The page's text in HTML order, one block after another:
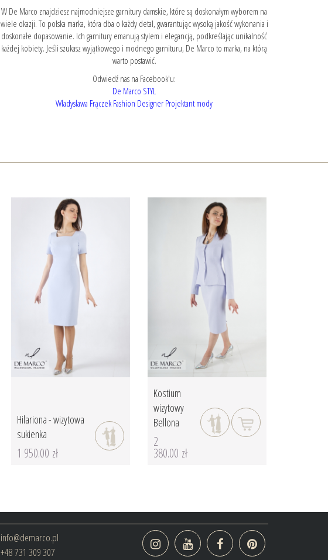
W De Marco znajdziesz najmodniejsze garnitury damskie, które są doskonałym wyborem na
wiele okazji. To polska marka, która dba o każdy detal, gwarantując wysoką jakość wykonania i
doskonałe dopasowanie. Ich garnitury emanują stylem i elegancją, podkreślając unikalność
każdej kobiety. Jeśli szukasz wyjątkowego i modnego garnituru, De Marco to marka, na którą
warto postawić.
Odwiedź nas na Facebook'u:
De Marco STYL
Władysława Frączek Fashion Designer Projektant mody
Hilariona - wizytowa
sukienka
1 950.00 zł
Kostium
wizytowy
Bellona
2
380.00 zł
info@demarco.pl
+48 731 309 307